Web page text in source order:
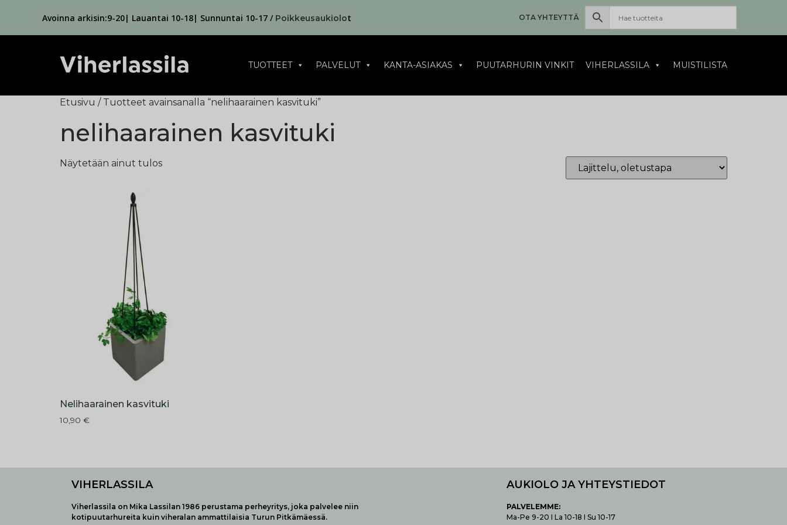
Avoinna arkisin:9-20| Lauantai 10-18| Sunnuntai 10-17 / Poikkeusaukiolot OTA YHTEYTTÄ
TUOTTEET PALVELUT KANTA-ASIAKAS PUUTARHURIN VINKIT VIHERLASSILA MUISTILISTA
Etusivu / Tuotteet avainsanalla “nelihaarainen kasvituki”
nelihaarainen kasvituki
Näytetään ainut tulos
Nelihaarainen kasvituki
10,90 €
VIHERLASSILA
Viherlassila on Mika Lassilan 1986 perustama perheyritys, joka palvelee niin
kotipuutarhureita kuin viheralan ammattilaisia Turun Pitkämäessä.
AUKIOLO JA YHTEYSTIEDOT
PALVELEMME:
Ma-Pe 9-20 I La 10-18 I Su 10-17